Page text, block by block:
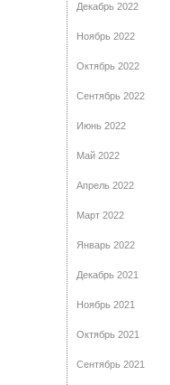
Декабрь 2022
Ноябрь 2022
Октябрь 2022
Сентябрь 2022
Июнь 2022
Май 2022
Апрель 2022
Март 2022
Январь 2022
Декабрь 2021
Ноябрь 2021
Октябрь 2021
Сентябрь 2021